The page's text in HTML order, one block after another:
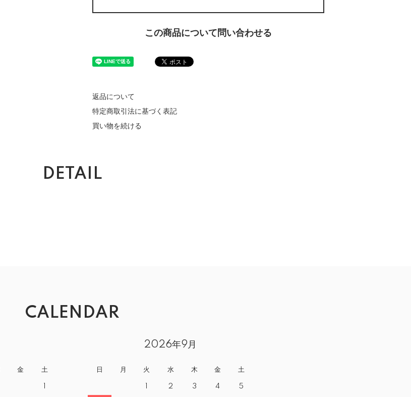
この商品について問い合わせる
返品について
特定商取引法に基づく表記
買い物を続ける
DETAIL
CALENDAR
金 土
2026年9月
日 月 火 水 木 金 土
2 3 4 5